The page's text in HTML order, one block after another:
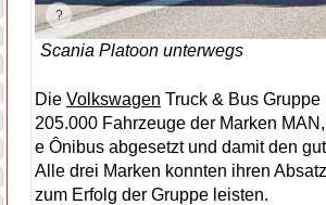
Scania Platoon unterwegs
Die Volkswagen Truck & Bus
205.000 Fahrzeuge der Marken
e Ônibus abgesetzt und damit den
Alle drei Marken konnten ihren
zum Erfolg der Gruppe leisten.